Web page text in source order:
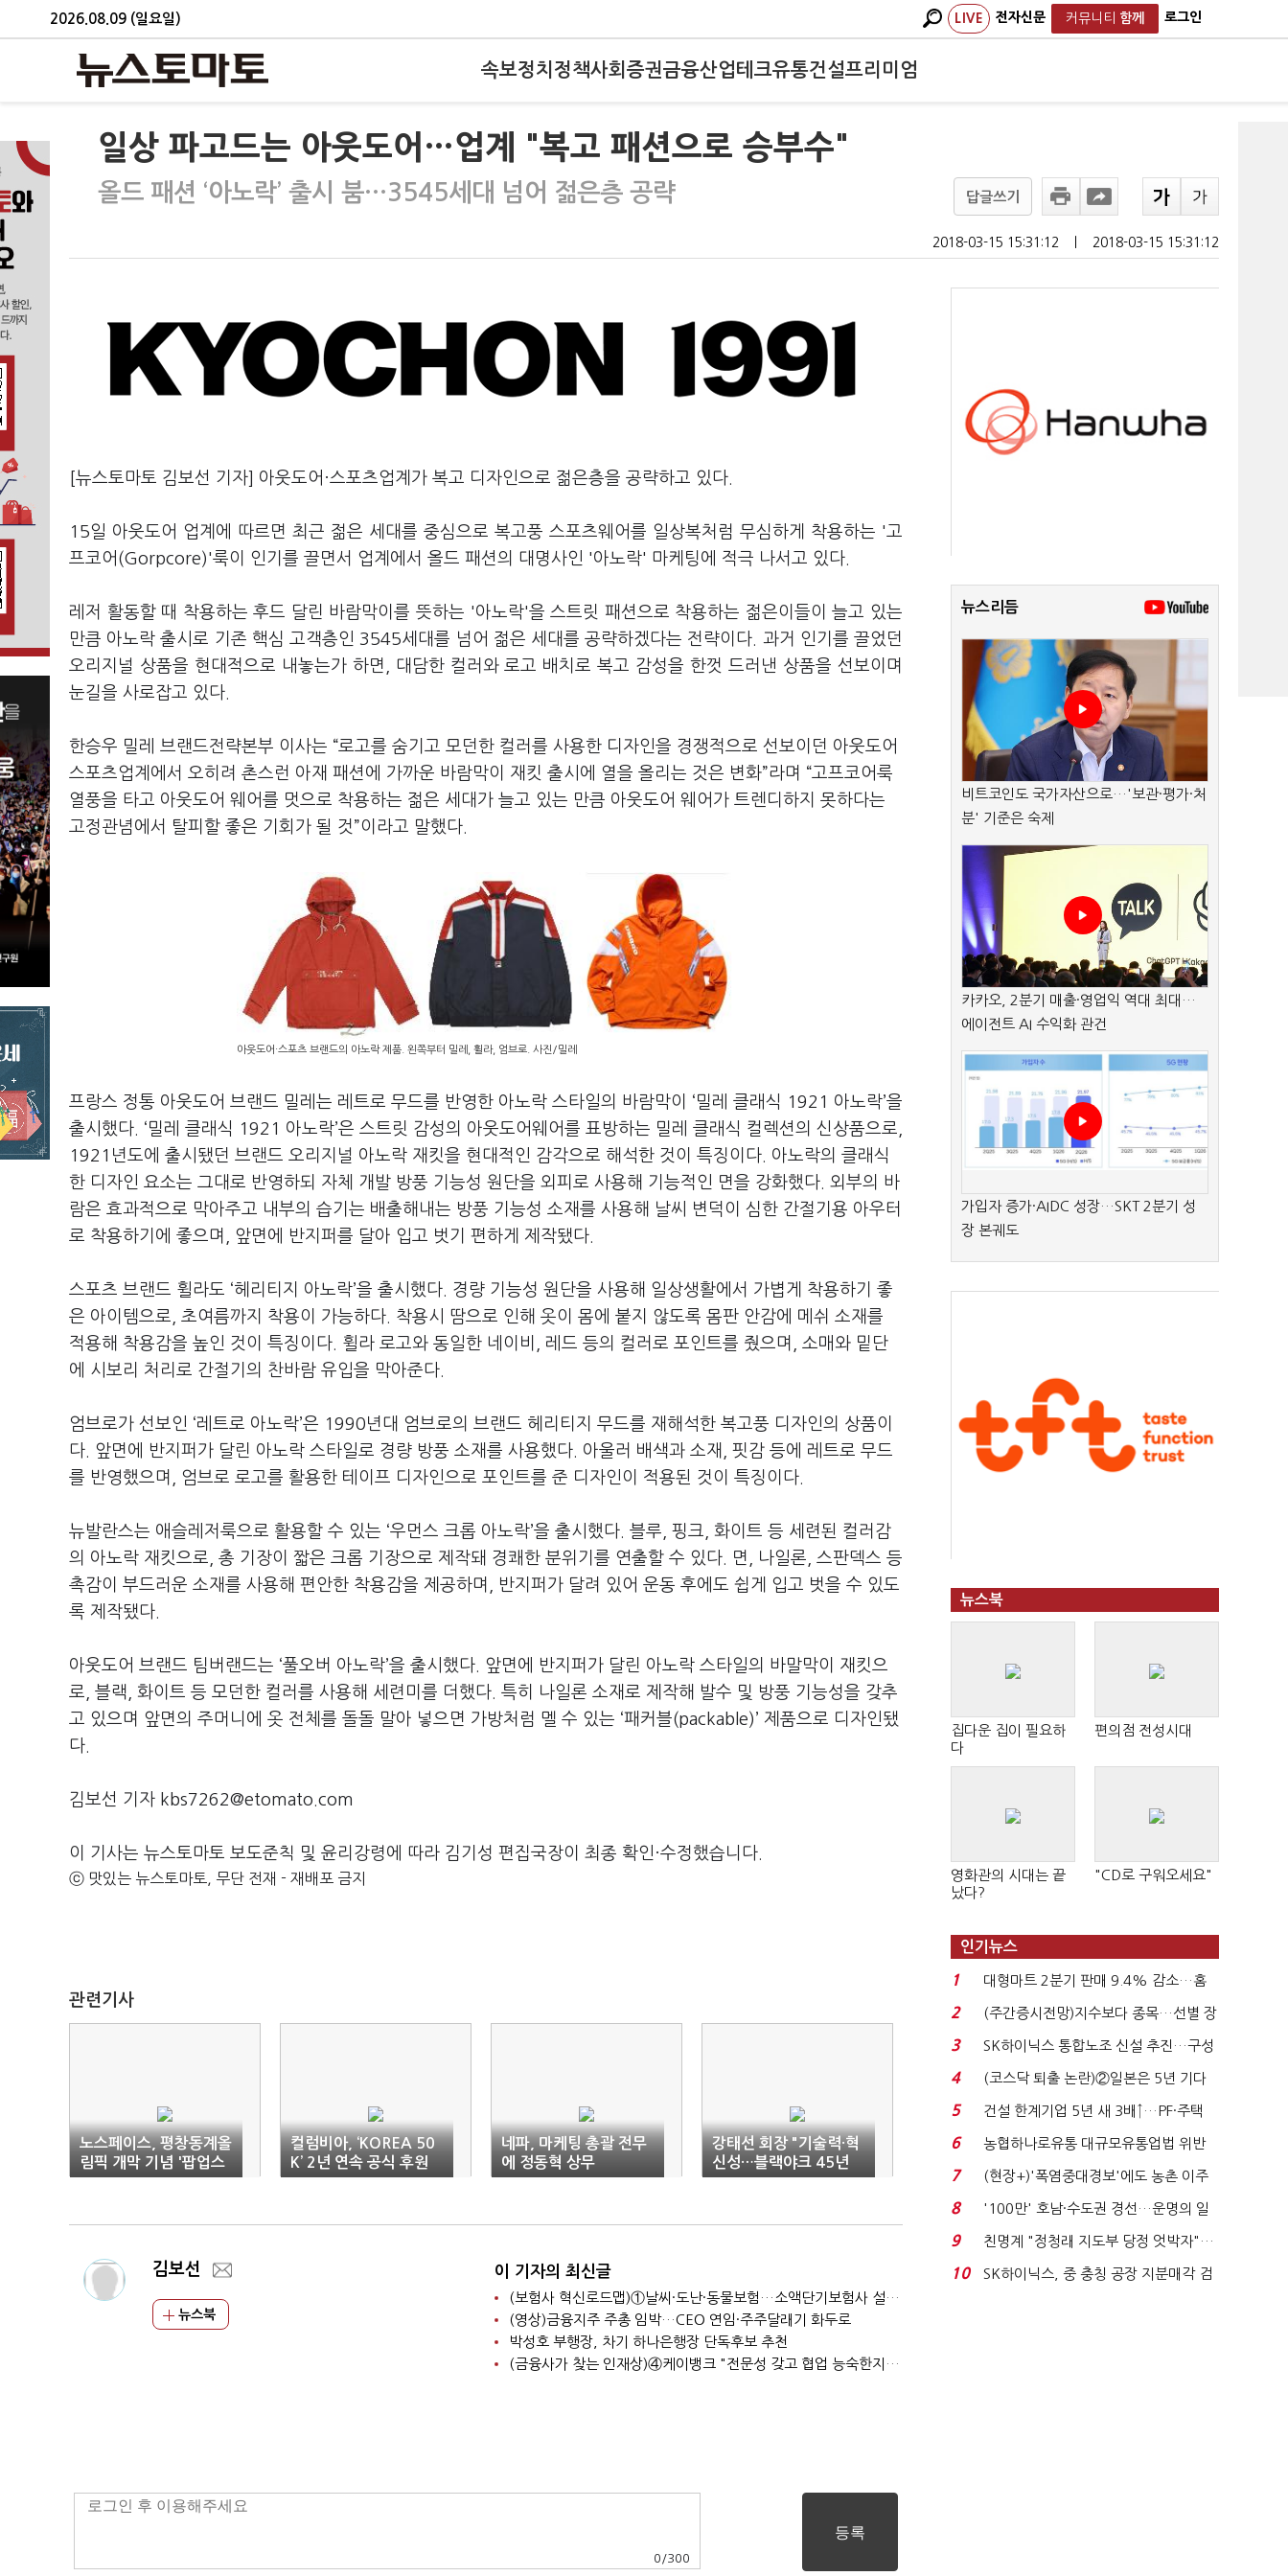
2026.08.09 (일요일) LIVE 전자신문 커뮤니티 함께 로그인
속보정치 정책사회 증권금융산업테크유통건설프리미엄
일상 파고드는 아웃도어…업계 "복고 패션으로 승부수"
올드 패션 ‘아노락’ 출시 붐…3545세대 넘어 젊은층 공략 답글쓰기
2018-03-15 15:31:12 2018-03-15 15:31:12
[뉴스토마토 김보선 기자] 아웃도어·스포츠업계가 복고 디자인으로 젊은층을 공략하고 있다.
15일 아웃도어 업계에 따르면 최근 젊은 세대를 중심으로 복고풍 스포츠웨어를 일상복처럼 무심하게 착용하는 '고
프코어(Gorpcore)'룩이 인기를 끌면서 업계에서 올드 패션의 대명사인 '아노락' 마케팅에 적극 나서고 있다.
레저 활동할 때 착용하는 후드 달린 바람막이를 뜻하는 '아노락'을 스트릿 패션으로 착용하는 젊은이들이 늘고 있는
만큼 아노락 출시로 기존 핵심 고객층인 3545세대를 넘어 젊은 세대를 공략하겠다는 전략이다. 과거 인기를 끌었던
오리지널 상품을 현대적으로 내놓는가 하면, 대담한 컬러와 로고 배치로 복고 감성을 한껏 드러낸 상품을 선보이며
눈길을 사로잡고 있다.
한승우 밀레 브랜드전략본부 이사는 “로고를 숨기고 모던한 컬러를 사용한 디자인을 경쟁적으로 선보이던 아웃도어
스포츠업계에서 오히려 촌스런 아재 패션에 가까운 바람막이 재킷 출시에 열을 올리는 것은 변화”라며 “고프코어룩
열풍을 타고 아웃도어 웨어를 멋으로 착용하는 젊은 세대가 늘고 있는 만큼 아웃도어 웨어가 트렌디하지 못하다는
고정관념에서 탈피할 좋은 기회가 될 것”이라고 말했다.
아웃도어·스포츠 브랜드의 아노락 제품. 왼쪽부터 밀레, 휠라, 엄브로. 사진/밀레
프랑스 정통 아웃도어 브랜드 밀레는 레트로 무드를 반영한 아노락 스타일의 바람막이 ‘밀레 클래식 1921 아노락’을
출시했다. ‘밀레 클래식 1921 아노락’은 스트릿 감성의 아웃도어웨어를 표방하는 밀레 클래식 컬렉션의 신상품으로,
1921년도에 출시됐던 브랜드 오리지널 아노락 재킷을 현대적인 감각으로 해석한 것이 특징이다. 아노락의 클래식
한 디자인 요소는 그대로 반영하되 자체 개발 방풍 기능성 원단을 외피로 사용해 기능적인 면을 강화했다. 외부의 바
람은 효과적으로 막아주고 내부의 습기는 배출해내는 방풍 기능성 소재를 사용해 날씨 변덕이 심한 간절기용 아우터
로 착용하기에 좋으며, 앞면에 반지퍼를 달아 입고 벗기 편하게 제작됐다.
스포츠 브랜드 휠라도 ‘헤리티지 아노락’을 출시했다. 경량 기능성 원단을 사용해 일상생활에서 가볍게 착용하기 좋
은 아이템으로, 초여름까지 착용이 가능하다. 착용시 땀으로 인해 옷이 몸에 붙지 않도록 몸판 안감에 메쉬 소재를
적용해 착용감을 높인 것이 특징이다. 휠라 로고와 동일한 네이비, 레드 등의 컬러로 포인트를 줬으며, 소매와 밑단
에 시보리 처리로 간절기의 찬바람 유입을 막아준다.
엄브로가 선보인 ‘레트로 아노락’은 1990년대 엄브로의 브랜드 헤리티지 무드를 재해석한 복고풍 디자인의 상품이
다. 앞면에 반지퍼가 달린 아노락 스타일로 경량 방풍 소재를 사용했다. 아울러 배색과 소재, 핏감 등에 레트로 무드
를 반영했으며, 엄브로 로고를 활용한 테이프 디자인으로 포인트를 준 디자인이 적용된 것이 특징이다.
뉴발란스는 애슬레저룩으로 활용할 수 있는 ‘우먼스 크롭 아노락’을 출시했다. 블루, 핑크, 화이트 등 세련된 컬러감
의 아노락 재킷으로, 총 기장이 짧은 크롭 기장으로 제작돼 경쾌한 분위기를 연출할 수 있다. 면, 나일론, 스판덱스 등
촉감이 부드러운 소재를 사용해 편안한 착용감을 제공하며, 반지퍼가 달려 있어 운동 후에도 쉽게 입고 벗을 수 있도
록 제작됐다.
아웃도어 브랜드 팀버랜드는 ‘풀오버 아노락’을 출시했다. 앞면에 반지퍼가 달린 아노락 스타일의 바말막이 재킷으
로, 블랙, 화이트 등 모던한 컬러를 사용해 세련미를 더했다. 특히 나일론 소재로 제작해 발수 및 방풍 기능성을 갖추
고 있으며 앞면의 주머니에 옷 전체를 돌돌 말아 넣으면 가방처럼 멜 수 있는 ‘패커블(packable)’ 제품으로 디자인됐
다.
김보선 기자 kbs7262@etomato.com
이 기사는 뉴스토마토 보도준칙 및 윤리강령에 따라 김기성 편집국장이 최종 확인·수정했습니다.
ⓒ 맛있는 뉴스토마토, 무단 전재 - 재배포 금지
관련기사
노스페이스, 평창동계올
림픽 개막 기념 '팝업스
토어' 오픈
컬럼비아, ‘KOREA 50
K’ 2년 연속 공식 후원
네파, 마케팅 총괄 전무
에 정동혁 상무
강태선 회장 "기술력·혁
신성…블랙야크 45년
만들었다"
김보선
뉴스북
이 기자의 최신글
(보험사 혁신로드맵)①날씨·도난·동물보험…소액단기보험사 설립 추진
(영상)금융지주 주총 임박…CEO 연임·주주달래기 화두로
박성호 부행장, 차기 하나은행장 단독후보 추천
(금융사가 찾는 인재상)④케이뱅크 "전문성 갖고 협업 능숙한지 살필것"
0 /300
뉴스리듬
비트코인도 국가자산으로…'보관·평가·처
분' 기준은 숙제
카카오, 2분기 매출·영업익 역대 최대…
에이전트 AI 수익화 관건
가입자 증가·AIDC 성장…SKT 2분기 성
장 본궤도
뉴스북
집다운 집이 필요하
다
편의점 전성시대
영화관의 시대는 끝
났다?
"CD로 구워오세요"
인기뉴스
1
대형마트 2분기 판매 9.4% 감소…홈
플러스 사태 여파...
2
(주간증시전망)지수보다 종목…선별 장
세 이어진다...
3
SK하이닉스 통합노조 신설 추진…구성
원 간 성과급 불...
4
(코스닥 퇴출 논란)②일본은 5년 기다
려주는데 우리는 ...
5
건설 한계기업 5년 새 3배↑…PF·주택
침체에 재무 ...
6
농협하나로유통 대규모유통업법 위반
적발…공정위, 과...
7
(현장+)'폭염중대경보'에도 농촌 이주
노동자는 강행군…'야...
8
'100만' 호남·수도권 경선…운명의 일
주일
9
친명계 "정청래 지도부 당정 엇박자"…
친청계 "신천지 오...
10
SK하이닉스, 중 충칭 공장 지분매각 검